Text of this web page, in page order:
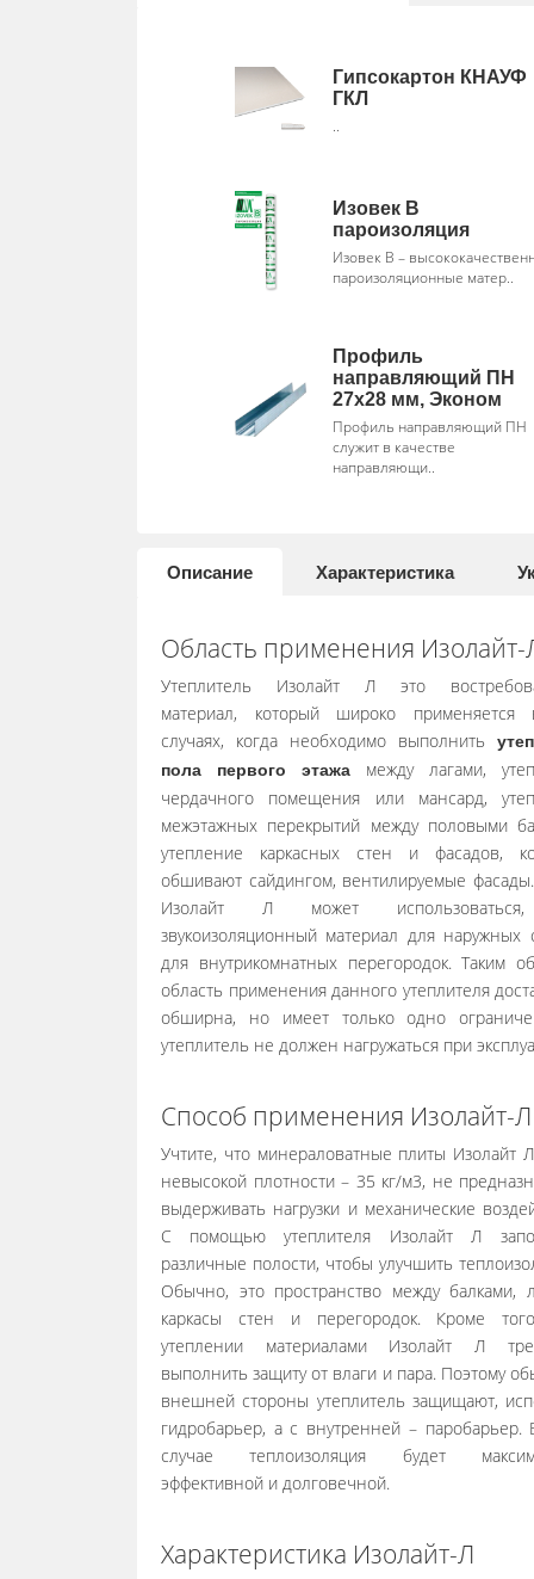
Гипсокартон КНАУФ
ГКЛ
..
Изовек В
пароизоляция
Изовек В –
пароизоляционные матер..
Профиль
направляющий ПН
27х28 мм, Эконом
Профиль направляющий ПН
служит в качестве
направляющи..
Описание Характеристика
Область применения Изолайт-
Утеплитель Изолайт Л это
материал, который широко
случаях, когда необходимо выполнить
пола первого этажа между лагами,
чердачного помещения или мансард,
межэтажных перекрытий между половыми
утепление каркасных стен и фасадов,
обшивают сайдингом, вентилируемые
Изолайт Л может
звукоизоляционный материал для наружных
для внутрикомнатных перегородок. Таким
область применения данного утеплителя
обширна, но имеет только одно
утеплитель не должен нагружаться при
Способ применения Изолайт-Л
Учтите, что минераловатные плиты Изолайт
невысокой плотности – 35 кг/м3, не
выдерживать нагрузки и механические
С помощью утеплителя Изолайт Л
различные полости, чтобы улучшить
Обычно, это пространство между балками,
каркасы стен и перегородок. Кроме
утеплении материалами Изолайт Л
выполнить защиту от влаги и пара. Поэтому
внешней стороны утеплитель защищают,
гидробарьер, а с внутренней – паробарьер.
случае теплоизоляция будет
эффективной и долговечной.
Характеристика Изолайт-Л